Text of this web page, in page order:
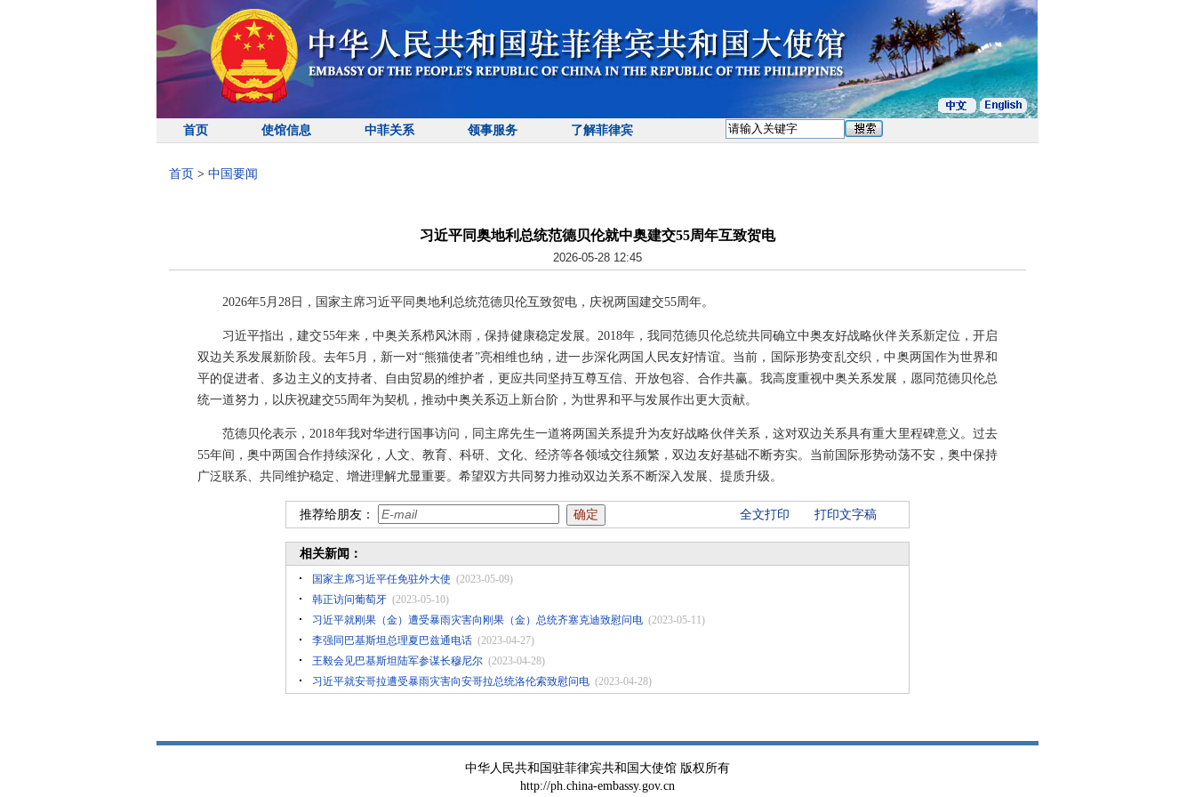
首页 使馆信息 中菲关系 领事服务 了解菲律宾
首页 > 中国要闻
习近平同奥地利总统范德贝伦就中奥建交55周年互致贺电
2026-05-28 12:45
2026年5月28日，国家主席习近平同奥地利总统范德贝伦互致贺电，庆祝两国建交55周年。
习近平指出，建交55年来，中奥关系栉风沐雨，保持健康稳定发展。2018年，我同范德贝伦总统共同确立中奥友好战略伙伴关系新定位，开启
双边关系发展新阶段。去年5月，新一对“熊猫使者”亮相维也纳，进一步深化两国人民友好情谊。当前，国际形势变乱交织，中奥两国作为世界和
平的促进者、多边主义的支持者、自由贸易的维护者，更应共同坚持互尊互信、开放包容、合作共赢。我高度重视中奥关系发展，愿同范德贝伦总
统一道努力，以庆祝建交55周年为契机，推动中奥关系迈上新台阶，为世界和平与发展作出更大贡献。
范德贝伦表示，2018年我对华进行国事访问，同主席先生一道将两国关系提升为友好战略伙伴关系，这对双边关系具有重大里程碑意义。过去
55年间，奥中两国合作持续深化，人文、教育、科研、文化、经济等各领域交往频繁，双边友好基础不断夯实。当前国际形势动荡不安，奥中保持
广泛联系、共同维护稳定、增进理解尤显重要。希望双方共同努力推动双边关系不断深入发展、提质升级。
推荐给朋友： 全文打印 打印文字稿
相关新闻：
国家主席习近平任免驻外大使 (2023-05-09)
韩正访问葡萄牙 (2023-05-10)
习近平就刚果（金）遭受暴雨灾害向刚果（金）总统齐塞克迪致慰问电 (2023-05-11)
李强同巴基斯坦总理夏巴兹通电话 (2023-04-27)
王毅会见巴基斯坦陆军参谋长穆尼尔 (2023-04-28)
习近平就安哥拉遭受暴雨灾害向安哥拉总统洛伦索致慰问电 (2023-04-28)
中华人民共和国驻菲律宾共和国大使馆 版权所有
http://ph.china-embassy.gov.cn